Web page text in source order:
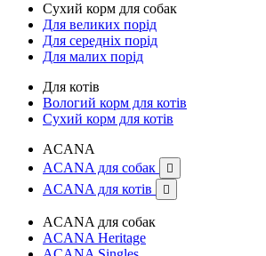
Сухий корм для собак
Для великих порід
Для середніх порід
Для малих порід
Для котів
Вологий корм для котів
Сухий корм для котів
ACANA
ACANA для собак

ACANA для котів 
ACANA для собак
ACANA Heritage